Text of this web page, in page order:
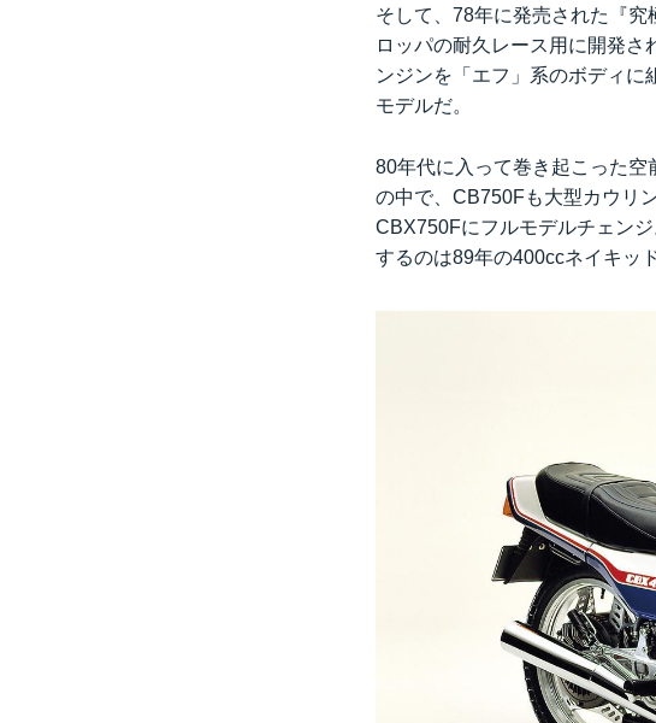
そして、78年に発売された『
ロッパの耐久レース用に開発
ンジンを「エフ」系のボディ
モデルだ。
80年代に入って巻き起こった
の中で、CB750Fも大型カウリ
CBX750Fにフルモデルチェン
するのは89年の400ccネイキッ